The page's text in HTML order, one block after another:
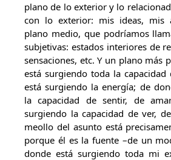
plano de lo exterior y lo
con lo exterior: mis ideas, mis
plano medio, que podríamos
subjetivas: estados interiores de
sensaciones, etc. Y un plano más
está surgiendo toda la
está surgiendo la energía; de
la capacidad de sentir, de
surgiendo la capacidad de ver,
meollo del asunto está
porque él es la fuente –de un
donde está surgiendo toda mi